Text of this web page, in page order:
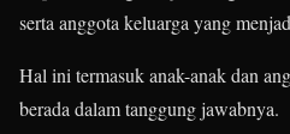
serta anggota keluarga yang
Hal ini termasuk anak-anak dan
berada dalam tanggung jawabnya.